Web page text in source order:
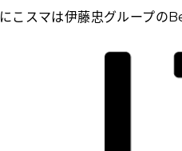
にこスマは伊藤忠グループの